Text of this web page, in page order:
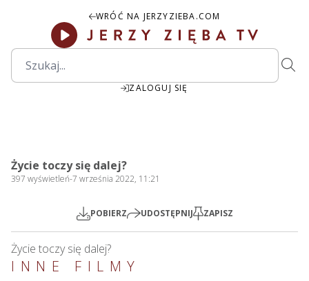
WRÓĆ NA JERZYZIEBA.COM
ZALOGUJ SIĘ
Życie toczy się dalej?
397 wyświetleń-7 września 2022, 11:21
POBIERZ UDOSTĘPNIJ ZAPISZ
Życie toczy się dalej?
INNE FILMY